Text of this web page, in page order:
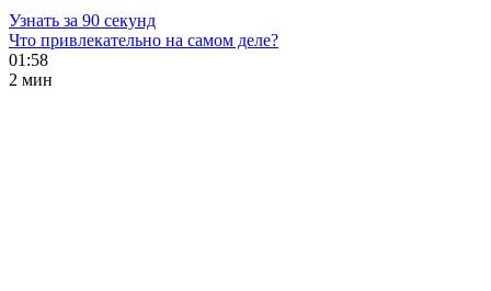
Узнать за 90 секунд
Что привлекательно на самом деле?
01:58
2 мин